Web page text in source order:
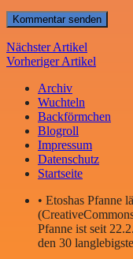
Nächster Artikel
Vorheriger Artikel
Archiv
Wuchteln
Backförmchen
Blogroll
Impressum
Datenschutz
Startseite
• Etoshas Pfanne
Pfanne ist seit
den 30